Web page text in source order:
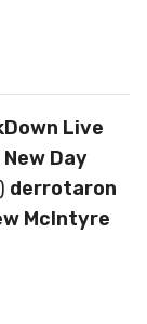
Live
New Day
derrotaron
McIntyre